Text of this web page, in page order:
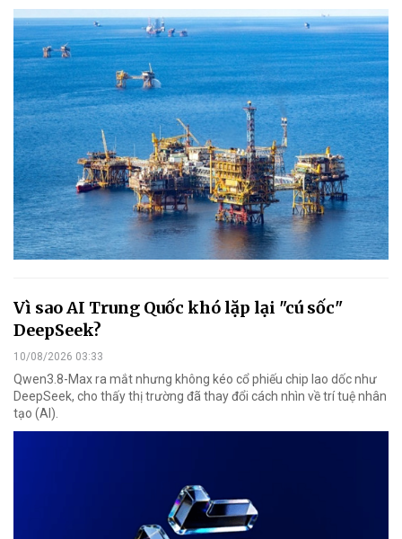
Vì sao AI Trung Quốc khó lặp lại "cú sốc"
DeepSeek?
10/08/2026 03:33
Qwen3.8-Max ra mắt nhưng không kéo cổ phiếu chip lao dốc như
DeepSeek, cho thấy thị trường đã thay đổi cách nhìn về trí tuệ nhân
tạo (AI).